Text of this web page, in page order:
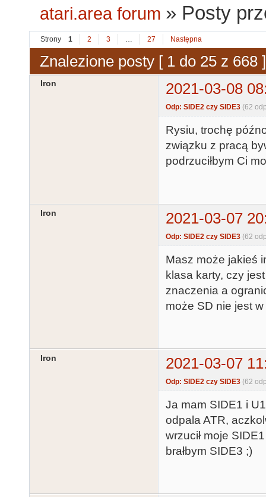
atari.area forum » Posty
Strony 1 2 3 … 27 Następna
Znalezione posty [ 1 do 25 z 668 ]
Iron 2021-03-08
Odp: SIDE2 czy SIDE3 (62
Rysiu, trochę
związku z pracą
podrzuciłbym Ci
Iron 2021-03-07
Odp: SIDE2 czy SIDE3 (62
Masz może jakieś
klasa karty, czy
znaczenia a
może SD nie jest
Iron 2021-03-07
Odp: SIDE2 czy SIDE3 (62
Ja mam SIDE1 i
odpala ATR,
wrzucił moje
brałbym SIDE3 ;)